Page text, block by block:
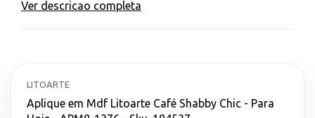
Ver descricao completa
LITOARTE
Aplique em Mdf Litoarte Café Shabby Chic - Para